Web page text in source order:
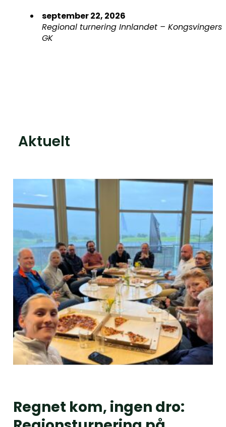
september 22, 2026
Regional turnering Innlandet – Kongsvingers
GK
Aktuelt
Regnet kom, ingen dro: